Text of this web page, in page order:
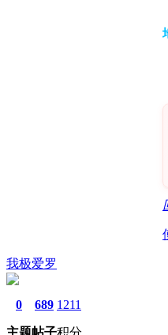
我极爱罗
0 689 1211